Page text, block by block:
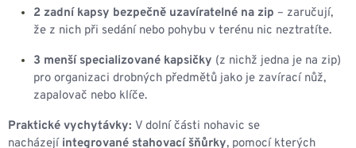
2 zadní kapsy bezpečně uzavíratelné na zip – zaručují,
že z nich při sedání nebo pohybu v terénu nic neztratíte.
3 menší specializované kapsičky (z nichž jedna je na zip)
pro organizaci drobných předmětů jako je zavírací nůž,
zapalovač nebo klíče.
Praktické vychytávky: V dolní části nohavic se
nacházejí integrované stahovací šňůrky, pomocí kterých